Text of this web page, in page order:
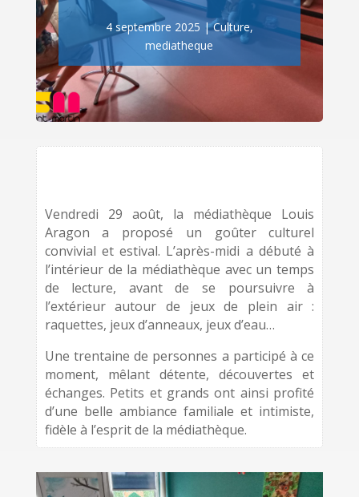
4 septembre 2025 |Culture,
mediatheque
Vendredi 29 août, la médiathèque Louis
Aragon a proposé un goûter culturel
convivial et estival. L’après-midi a débuté à
l’intérieur de la médiathèque avec un temps
de lecture, avant de se poursuivre à
l’extérieur autour de jeux de plein air :
raquettes, jeux d’anneaux, jeux d’eau…
Une trentaine de personnes a participé à ce
moment, mêlant détente, découvertes et
échanges. Petits et grands ont ainsi profité
d’une belle ambiance familiale et intimiste,
fidèle à l’esprit de la médiathèque.